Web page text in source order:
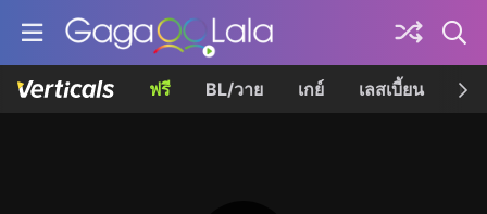
ฟรี BL/วาย เกย์ เลสเบี้ยน เค